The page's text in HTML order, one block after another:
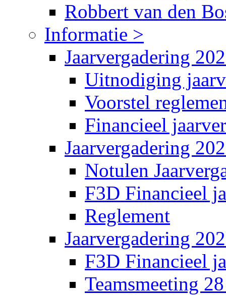
Robbert van den
Informatie >
Jaarvergadering
Uitnodiging
Voorstel
Financieel
Jaarvergadering
Notulen
F3D Financieel
Reglement
Jaarvergadering
F3D Financieel
Teamsmeeting